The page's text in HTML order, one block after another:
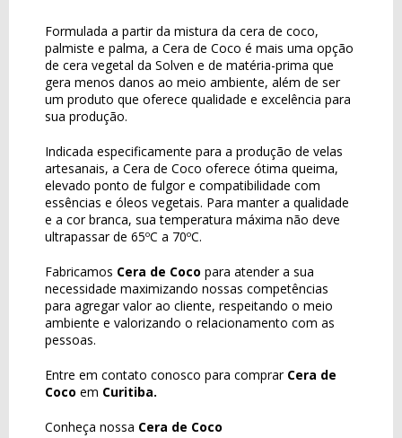
Formulada a partir da mistura da cera de coco,
palmiste e palma, a Cera de Coco é mais uma opção
de cera vegetal da Solven e de matéria-prima que
gera menos danos ao meio ambiente, além de ser
um produto que oferece qualidade e excelência para
sua produção.
Indicada especificamente para a produção de velas
artesanais, a Cera de Coco oferece ótima queima,
elevado ponto de fulgor e compatibilidade com
essências e óleos vegetais. Para manter a qualidade
e a cor branca, sua temperatura máxima não deve
ultrapassar de 65ºC a 70ºC.
Fabricamos Cera de Coco para atender a sua
necessidade maximizando nossas competências
para agregar valor ao cliente, respeitando o meio
ambiente e valorizando o relacionamento com as
pessoas.
Entre em contato conosco para comprar Cera de
Coco em Curitiba.
Conheça nossa Cera de Coco